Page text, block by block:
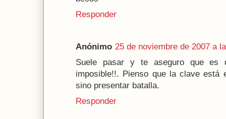
Responder
Anónimo 25 de noviembre de 2007 a
Suele pasar y te aseguro que
imposible!!. Pienso que la clave está
sino presentar batalla.
Responder